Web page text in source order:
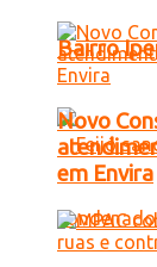
Bairro
Novo
em Envira